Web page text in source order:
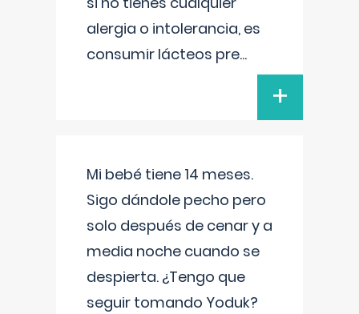
alergia o intolerancia, es
consumir lácteos pre...
+
Mi bebé tiene 14 meses.
Sigo dándole pecho pero
solo después de cenar y a
media noche cuando se
despierta. ¿Tengo que
seguir tomando Yoduk?